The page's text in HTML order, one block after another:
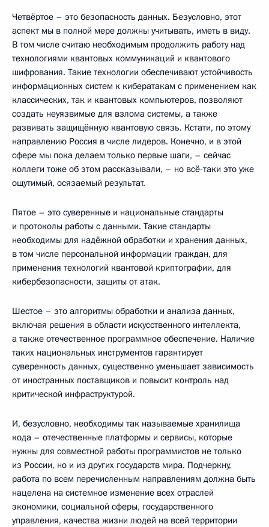
Четвёртое – это безопасность данных. Безусловно, этот
аспект мы в полной мере должны учитывать, иметь в виду.
В том числе считаю необходимым продолжить работу над
технологиями квантовых коммуникаций и квантового
шифрования. Такие технологии обеспечивают устойчивость
информационных систем к кибератакам с применением как
классических, так и квантовых компьютеров, позволяют
создать неуязвимые для взлома системы, а также
развивать защищённую квантовую связь. Кстати, по этому
направлению Россия в числе лидеров. Конечно, и в этой
сфере мы пока делаем только первые шаги, – сейчас
коллеги тоже об этом рассказывали, – но всё-таки это уже
ощутимый, осязаемый результат.
Пятое – это суверенные и национальные стандарты
и протоколы работы с данными. Такие стандарты
необходимы для надёжной обработки и хранения данных,
в том числе персональной информации граждан, для
применения технологий квантовой криптографии, для
кибербезопасности, защиты от атак.
Шестое – это алгоритмы обработки и анализа данных,
включая решения в области искусственного интеллекта,
а также отечественное программное обеспечение. Наличие
таких национальных инструментов гарантирует
суверенность данных, существенно уменьшает зависимость
от иностранных поставщиков и повысит контроль над
критической инфраструктурой.
И, безусловно, необходимы так называемые хранилища
кода – отечественные платформы и сервисы, которые
нужны для совместной работы программистов не только
из России, но и из других государств мира. Подчеркну,
работа по всем перечисленным направлениям должна быть
нацелена на системное изменение всех отраслей
экономики, социальной сферы, государственного
управления, качества жизни людей на всей территории